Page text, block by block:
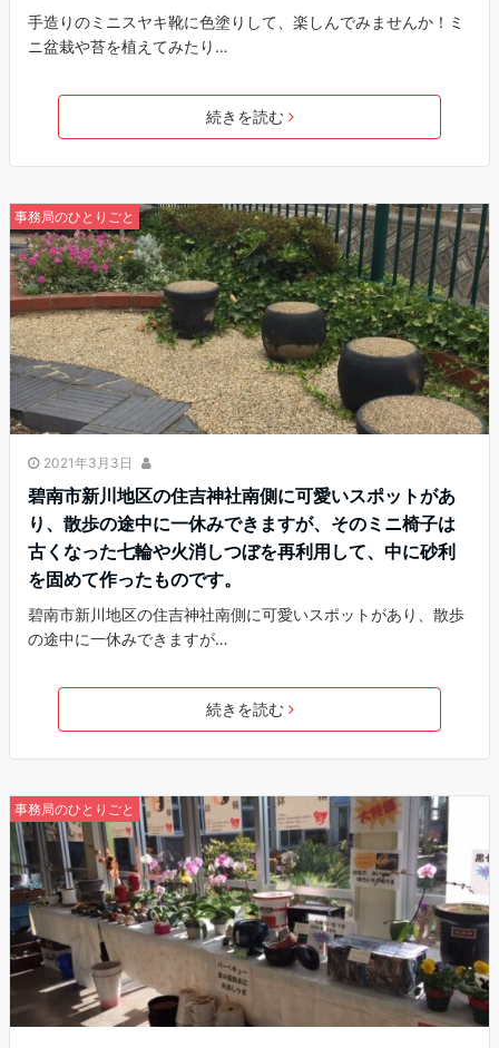
手造りのミニスヤキ靴に色塗りして、楽しんでみませんか！ミ
ニ盆栽や苔を植えてみたり…
続きを読む
事務局のひとりごと
2021年3月3日
碧南市新川地区の住吉神社南側に可愛いスポットがあ
り、散歩の途中に一休みできますが、そのミニ椅子は
古くなった七輪や火消しつぼを再利用して、中に砂利
を固めて作ったものです。
碧南市新川地区の住吉神社南側に可愛いスポットがあり、散歩
の途中に一休みできますが…
続きを読む
事務局のひとりごと